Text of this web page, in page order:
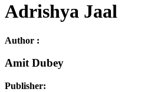
Adrishya Jaal
Author :
Amit Dubey
Publisher: